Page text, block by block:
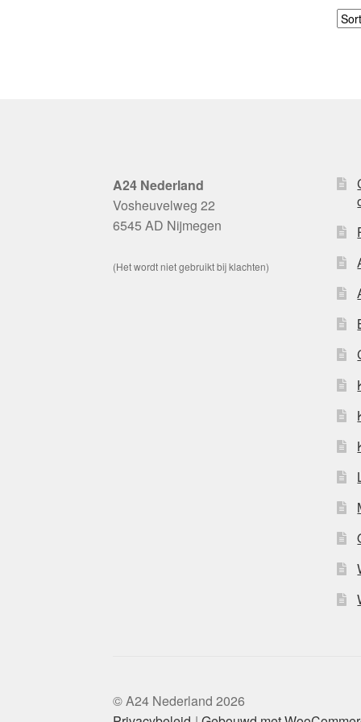
A24 Nederland
Vosheuvelweg 22
6545 AD Nijmegen
(Het wordt niet gebruikt bij klachten)
© A24 Nederland 2026